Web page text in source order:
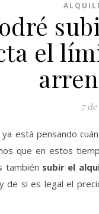
el
7
está pensando
que en estos
también subir el
y de si es legal el